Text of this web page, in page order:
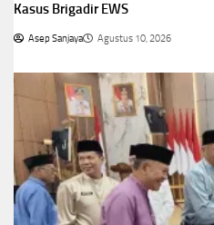
Kasus Brigadir EWS
Asep Sanjaya Agustus 10, 2026